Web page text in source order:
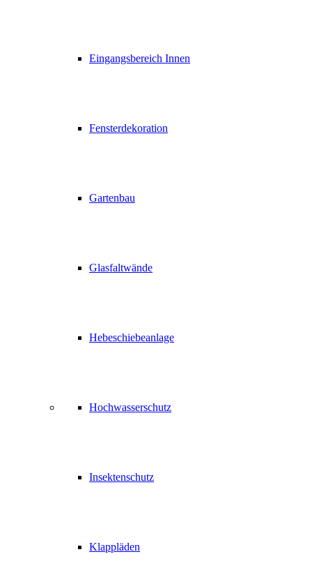
Eingangsbereich Innen
Fensterdekoration
Gartenbau
Glasfaltwände
Hebeschiebeanlage
Hochwasserschutz
Insektenschutz
Klappläden